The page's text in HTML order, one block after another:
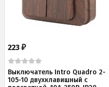
223 ₽
Выключатель Intro Quadro 2-
105-10 двухклавишный с